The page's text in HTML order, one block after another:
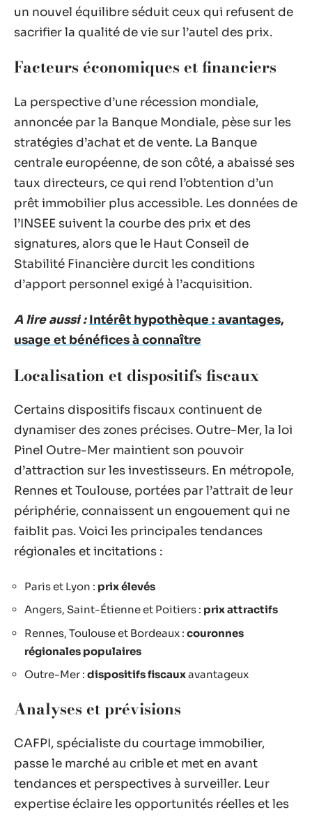
un nouvel équilibre séduit ceux qui refusent de
sacrifier la qualité de vie sur l’autel des prix.
Facteurs économiques et financiers
La perspective d’une récession mondiale,
annoncée par la Banque Mondiale, pèse sur les
stratégies d’achat et de vente. La Banque
centrale européenne, de son côté, a abaissé ses
taux directeurs, ce qui rend l’obtention d’un
prêt immobilier plus accessible. Les données de
l’INSEE suivent la courbe des prix et des
signatures, alors que le Haut Conseil de
Stabilité Financière durcit les conditions
d’apport personnel exigé à l’acquisition.
A lire aussi : Intérêt hypothèque : avantages,
usage et bénéfices à connaître
Localisation et dispositifs fiscaux
Certains dispositifs fiscaux continuent de
dynamiser des zones précises. Outre-Mer, la loi
Pinel Outre-Mer maintient son pouvoir
d’attraction sur les investisseurs. En métropole,
Rennes et Toulouse, portées par l’attrait de leur
périphérie, connaissent un engouement qui ne
faiblit pas. Voici les principales tendances
régionales et incitations :
Paris et Lyon : prix élevés
Angers, Saint-Étienne et Poitiers : prix attractifs
Rennes, Toulouse et Bordeaux : couronnes
régionales populaires
Outre-Mer : dispositifs fiscauxavantageux
Analyses et prévisions
CAFPI, spécialiste du courtage immobilier,
passe le marché au crible et met en avant
tendances et perspectives à surveiller. Leur
expertise éclaire les opportunités réelles et les